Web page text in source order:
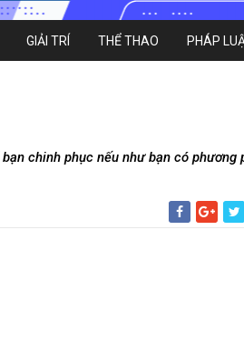
GIẢI TRÍ THỂ THAO PHÁP
chinh phục nếu như bạn có phương